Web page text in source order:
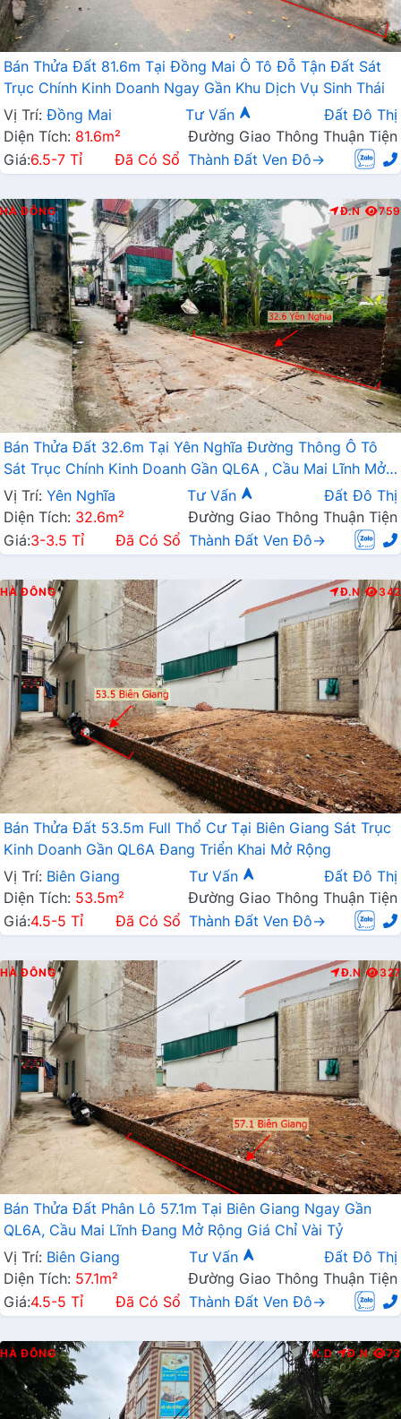
Bán Thửa Đất 81.6m Tại Đồng Mai Ô Tô Đỗ Tận Đất Sát
Trục Chính Kinh Doanh Ngay Gần Khu Dịch Vụ Sinh Thái
Vị Trí: Đồng Mai Tư Vấn
Đất Đô Thị
Diện Tích: 81.6m²
Đường Giao Thông Thuận Tiện
Giá:6.5-7 Tỉ Đã Có Sổ Thành Đất Ven Đô→
HÀ ĐÔNG Đ.N 759
Bán Thửa Đất 32.6m Tại Yên Nghĩa Đường Thông Ô Tô
Sát Trục Chính Kinh Doanh Gần QL6A , Cầu Mai Lĩnh Mở
Rộng
Vị Trí: Yên Nghĩa Tư Vấn
Đất Đô Thị
Diện Tích: 32.6m²
Đường Giao Thông Thuận Tiện
Giá:3-3.5 Tỉ Đã Có Sổ Thành Đất Ven Đô→
HÀ ĐÔNG Đ.N 342
Bán Thửa Đất 53.5m Full Thổ Cư Tại Biên Giang Sát Trục
Kinh Doanh Gần QL6A Đang Triển Khai Mở Rộng
Vị Trí: Biên Giang Tư Vấn
Đất Đô Thị
Diện Tích: 53.5m²
Đường Giao Thông Thuận Tiện
Giá:4.5-5 Tỉ Đã Có Sổ Thành Đất Ven Đô→
HÀ ĐÔNG Đ.N 327
Bán Thửa Đất Phân Lô 57.1m Tại Biên Giang Ngay Gần
QL6A, Cầu Mai Lĩnh Đang Mở Rộng Giá Chỉ Vài Tỷ
Vị Trí: Biên Giang Tư Vấn
Đất Đô Thị
Diện Tích: 57.1m²
Đường Giao Thông Thuận Tiện
Giá:4.5-5 Tỉ Đã Có Sổ Thành Đất Ven Đô→
HÀ ĐÔNG K.D Đ.N 73